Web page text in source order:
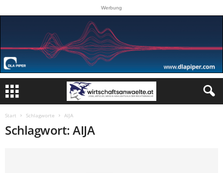
Werbung
Start Schlagworte AIJA
Schlagwort: AIJA